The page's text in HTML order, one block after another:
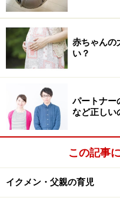
仕事と家族に対する感謝
ワークライフバランスは
じゃないんだと思いま
感謝の気持ちを忘れな
赤ちゃんの
い？
パートナ
など正しい
この記事
イクメン・父親の育児